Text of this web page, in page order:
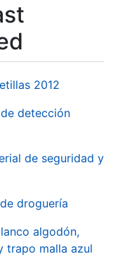
2012
detección
de seguridad y
droguería
algodón,
trapo malla azul